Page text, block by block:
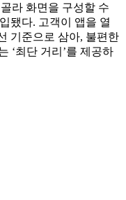
라 화면을 구성할 수
됐다. 고객이 앱을 열
기준으로 삼아, 불편한
‘최단 거리’를 제공하